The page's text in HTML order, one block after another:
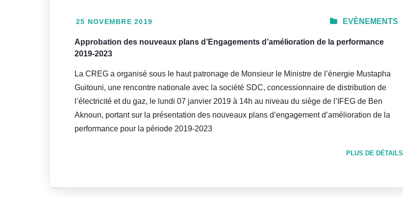
25 NOVEMBRE 2019 EVÈNEMENTS
Approbation des nouveaux plans d’Engagements d’amélioration de la performance
2019-2023
La CREG a organisé sous le haut patronage de Monsieur le Ministre de l’énergie Mustapha
Guitouni, une rencontre nationale avec la société SDC, concessionnaire de distribution de
l’électricité et du gaz, le lundi 07 janvier 2019 à 14h au niveau du siège de l’IFEG de Ben
Aknoun, portant sur la présentation des nouveaux plans d’engagement d’amélioration de la
performance pour la période 2019-2023
PLUS DE DÉTAILS